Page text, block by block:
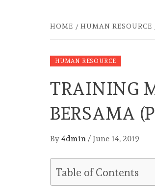
HOME HUMAN RESOURCE
HUMAN RESOURCE
TRAINING
BERSAMA
By 4dm1n / June 14, 2019
Table of Contents